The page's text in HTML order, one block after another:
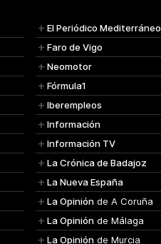
El Periódico Mediterráneo
Faro de Vigo
Neomotor
Fórmula1
Iberempleos
Información
Información TV
La Crónica de Badajoz
La Nueva España
La Opinión de A Coruña
La Opinión de Málaga
La Opinión de Murcia